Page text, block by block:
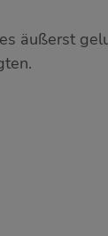
äußerst